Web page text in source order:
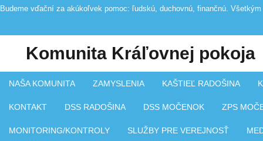
Budeme vďační za akúkoľvek pomoc: ľudskú, duchovnú, finančnú.
Komunita Kráľovnej pokoja
NAŠA KOMUNITA ZAMYSLENIA KAŠTIEĽ RADOŠINA
KONTAKT DSS RADOŠINA DSS MOČENOK ZPS
MONITORING/KONTROLY SLUŽBY PRE VEREJNOSŤ